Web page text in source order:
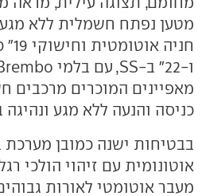
מטען נפתח חשמלית ללא מגע,
מאפיינים המוכרים מרכבים
כניסה והנעה ללא מגע
בבטיחות ישנה כמובן מערכת
אוטונומית עם זיהוי הולכי
מעבר אוטומטי לאורות